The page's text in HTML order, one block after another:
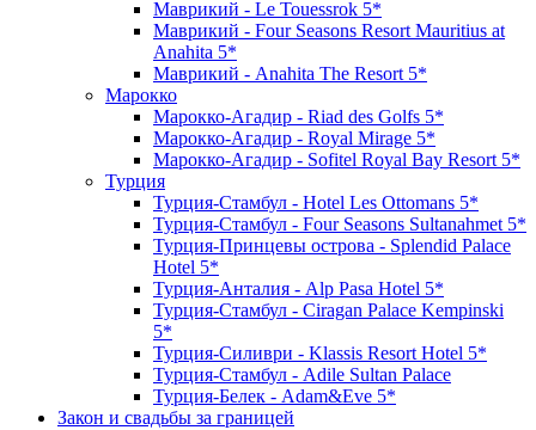
Маврикий - Le Touessrok 5*
Маврикий - Four Seasons Resort Mauritius at
Anahita 5*
Маврикий - Anahita The Resort 5*
Марокко
Марокко-Агадир - Riad des Golfs 5*
Марокко-Агадир - Royal Mirage 5*
Марокко-Агадир - Sofitel Royal Bay Resort 5*
Турция
Турция-Стамбул - Hotel Les Ottomans 5*
Турция-Стамбул - Four Seasons Sultanahmet 5*
Турция-Принцевы острова - Splendid Palace
Hotel 5*
Турция-Анталия - Alp Pasa Hotel 5*
Турция-Стамбул - Ciragan Palace Kempinski
5*
Турция-Силиври - Klassis Resort Hotel 5*
Турция-Стамбул - Adile Sultan Palace
Турция-Белек - Adam&Eve 5*
Закон и свадьбы за границей